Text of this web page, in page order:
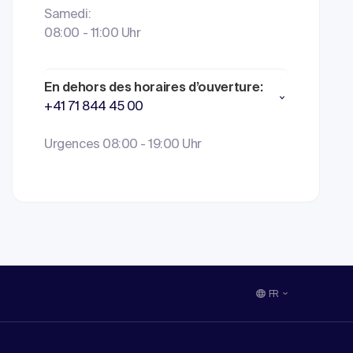
Samedi:
08:00 - 11:00 Uhr
En dehors des horaires d’ouverture:
+41 71 844 45 00
Urgences 08:00 - 19:00 Uhr
FR